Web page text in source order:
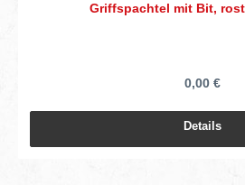
Griffspachtel mit Bit,
0,00 €
Details